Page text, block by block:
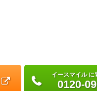
イースマイル に
0120-